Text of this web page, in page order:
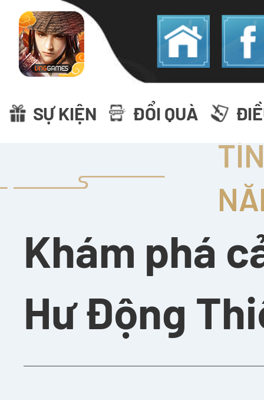
Khám phá
Hư Động
SỰ KIỆN ĐỔI QUÀ